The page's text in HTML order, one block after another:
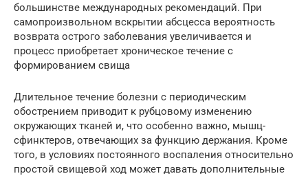
большинстве международных рекомендаций. При
самопроизвольном вскрытии абсцесса вероятность
возврата острого заболевания увеличивается и
процесс приобретает хроническое течение с
формированием свища
Длительное течение болезни с периодическим
обострением приводит к рубцовому изменению
окружающих тканей и, что особенно важно, мышц-
сфинктеров, отвечающих за функцию держания. Кроме
того, в условиях постоянного воспаления относительно
простой свищевой ход может давать дополнительные